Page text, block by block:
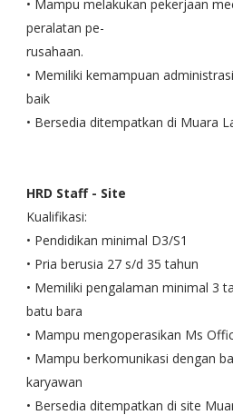
• Mampu melakukan pekerjaan
peralatan pe-
rusahaan.
• Memiliki kemampuan
baik
• Bersedia ditempatkan di Muara
HRD Staff - Site
Kualifikasi:
• Pendidikan minimal D3/S1
• Pria berusia 27 s/d 35 tahun
• Memiliki pengalaman minimal 3
batu bara
• Mampu mengoperasikan Ms
• Mampu berkomunikasi dengan
karyawan
• Bersedia ditempatkan di site